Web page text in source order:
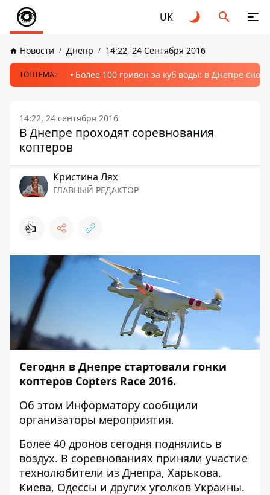
UK
Новости Днепр 14:22, 24 Сентября 2016
ТОПТЕМА: Более 100 гривен за куб воды: в Днепре
14:22, 24 сентября 2016
В Днепре проходят соревнования
коптеров
Кристина Лях
ГЛАВНЫЙ РЕДАКТОР
👍
Сегодня в Днепре стартовали гонки
коптеров Copters Race 2016.
Об этом Информатору сообщили
организаторы мероприятия.
Более 40 дронов сегодня поднялись в
воздух. В соревнованиях приняли участие
технолюбители из Днепра, Харькова,
Киева, Одессы и других уголков Украины.